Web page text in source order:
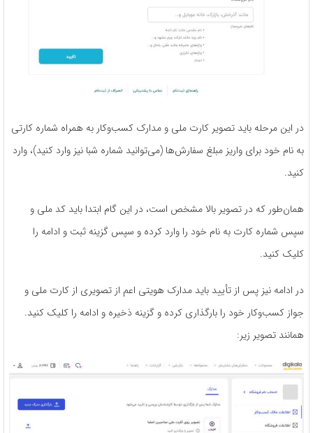
در این مرحله باید تصویر کارت ملی و مدارک کسب­‌و­کار به همراه شماره کارتی
به نام خود برای واریز مبلغ سفارش‌ها (می‌توانید شماره شبا نیز وارد کنید)، وارد
کنید.
همان‌طور که در تصویر بالا مشخص است، در این گام ابتدا باید کد ملی و
سپس شماره کارت به نام خود را وارد کرده و سپس گزینه ثبت و ادامه را
کلیک کنید.
در ادامه نیز پس از تأیید باید مدارک هویتی اعم از تصویری از کارت ملی و
جواز کسب­‌و­کار خود را بارگذاری کرده و گزینه ذخیره و ادامه را کلیک کنید.
همانند تصویر زیر: